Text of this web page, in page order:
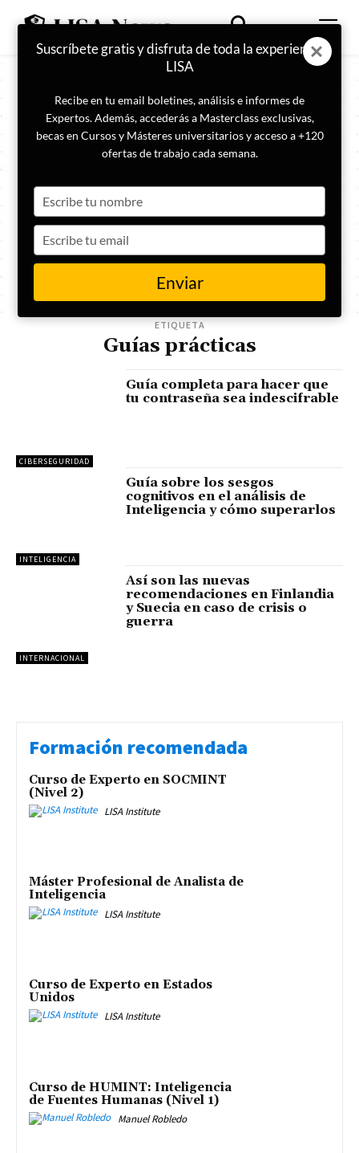
ETIQUETA
Guías prácticas
CIBERSEGURIDAD
Guía completa para hacer que
tu contraseña sea indescifrable
INTELIGENCIA
Guía sobre los sesgos
cognitivos en el análisis de
Inteligencia y cómo superarlos
INTERNACIONAL
Así son las nuevas
recomendaciones en Finlandia
y Suecia en caso de crisis o
guerra
Formación recomendada
Curso de Experto en SOCMINT
(Nivel 2)
LISA Institute
Máster Profesional de Analista de
Inteligencia
LISA Institute
Curso de Experto en Estados
Unidos
LISA Institute
Curso de HUMINT: Inteligencia
de Fuentes Humanas (Nivel 1)
Manuel Robledo
Suscríbete gratis y disfruta de toda la experiencia
LISA
Recibe en tu email boletines, análisis e informes de
Expertos. Además, accederás a Masterclass exclusivas,
becas en Cursos y Másteres universitarios y acceso a +120
ofertas de trabajo cada semana.
your
name
your
email
Enviar